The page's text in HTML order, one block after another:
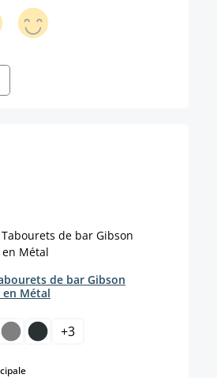
de bar Gibson
en Métal
+3
select